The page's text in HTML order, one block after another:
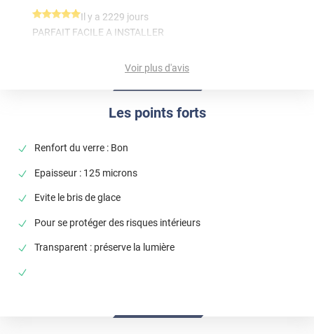
Les points forts
Renfort du verre : Bon
Epaisseur : 125 microns
Evite le bris de glace
Pour se protéger des risques intérieurs
Transparent : préserve la lumière
*****
Il y a 2229 jours
PARFAIT FACILE A INSTALLER
Bonjour, je suis très satisfait de ma commande livraison
rapide merci je recommande cette boutique. Cordialement
Très bon produit mais pas facile a poser sans bulles... Le
non encore posé
*****
Il y a 727 jours
malgré cela des traces partout après la pose. direct
Voir plus d'avis